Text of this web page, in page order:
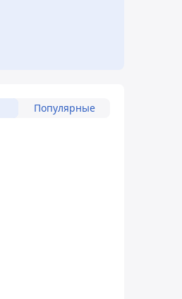
Популярные